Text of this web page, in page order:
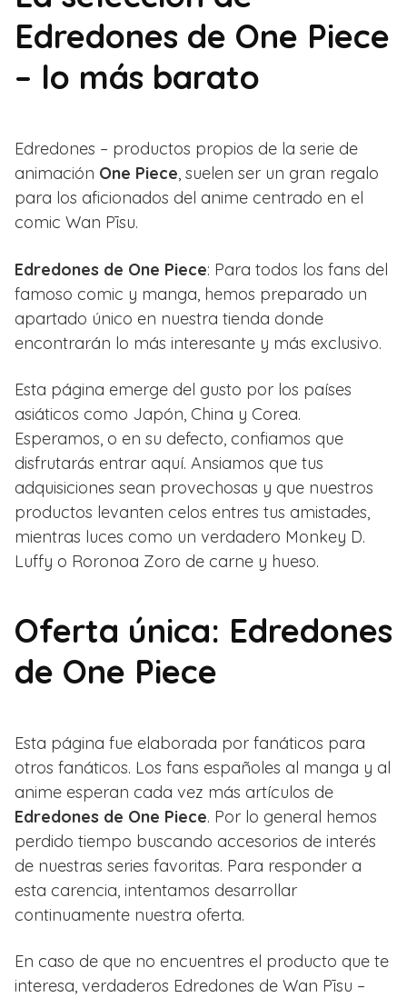
Edredones de One Piece
– lo más barato
Edredones – productos propios de la serie de
animación One Piece, suelen ser un gran regalo
para los aficionados del anime centrado en el
comic Wan Pīsu.
Edredones de One Piece: Para todos los fans del
famoso comic y manga, hemos preparado un
apartado único en nuestra tienda donde
encontrarán lo más interesante y más exclusivo.
Esta página emerge del gusto por los países
asiáticos como Japón, China y Corea.
Esperamos, o en su defecto, confiamos que
disfrutarás entrar aquí. Ansiamos que tus
adquisiciones sean provechosas y que nuestros
productos levanten celos entres tus amistades,
mientras luces como un verdadero Monkey D.
Luffy o Roronoa Zoro de carne y hueso.
Oferta única: Edredones
de One Piece
Esta página fue elaborada por fanáticos para
otros fanáticos. Los fans españoles al manga y al
anime esperan cada vez más artículos de
Edredones de One Piece. Por lo general hemos
perdido tiempo buscando accesorios de interés
de nuestras series favoritas. Para responder a
esta carencia, intentamos desarrollar
continuamente nuestra oferta.
En caso de que no encuentres el producto que te
interesa, verdaderos Edredones de Wan Pīsu –